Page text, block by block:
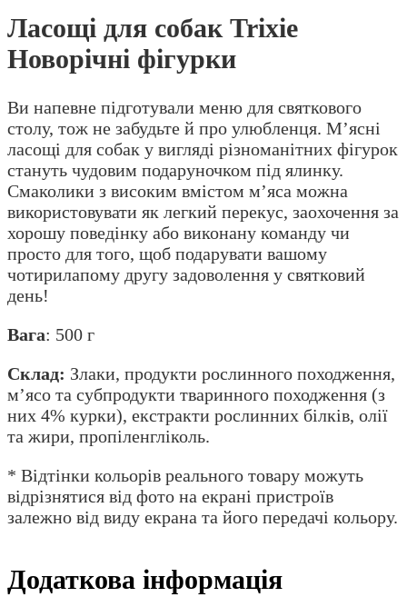
Ласощі для собак Trixie
Новорічні фігурки
Ви напевне підготували меню для святкового
столу, тож не забудьте й про улюбленця. М’ясні
ласощі для собак у вигляді різноманітних фігурок
стануть чудовим подаруночком під ялинку.
Смаколики з високим вмістом м’яса можна
використовувати як легкий перекус, заохочення за
хорошу поведінку або виконану команду чи
просто для того, щоб подарувати вашому
чотирилапому другу задоволення у святковий
день!
Вага: 500 г
Склад: Злаки, продукти рослинного походження,
м’ясо та субпродукти тваринного походження (з
них 4% курки), екстракти рослинних білків, олії
та жири, пропіленгліколь.
* Відтінки кольорів реального товару можуть
відрізнятися від фото на екрані пристроїв
залежно від виду екрана та його передачі кольору.
Додаткова інформація